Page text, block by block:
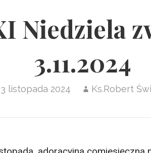
Niedziela
3.11.2024
3 listopada 2024 Ks.Robert